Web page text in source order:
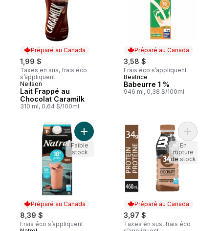
Préparé au Canada
1,99 $
Taxes en sus, frais éco
s’appliquent
Préparé au Canada
Neilson
Lait Frappé au
Chocolat Caramilk
310 ml, 0,64 $/100ml
Préparé au Canada
3,58 $
Frais éco s’appliquent
Préparé au Canada
Beatrice
Babeurre 1 %
946 ml, 0,38 $/100ml
Préparé au Canada
8,39 $
Frais éco s’appliquent
Ajouter Lait protéiné au chocolat 1%
Faible
stock
Préparé au Canada
3,97 $
Taxes en sus, frais éco
Ajouter
En
rupture
de stock